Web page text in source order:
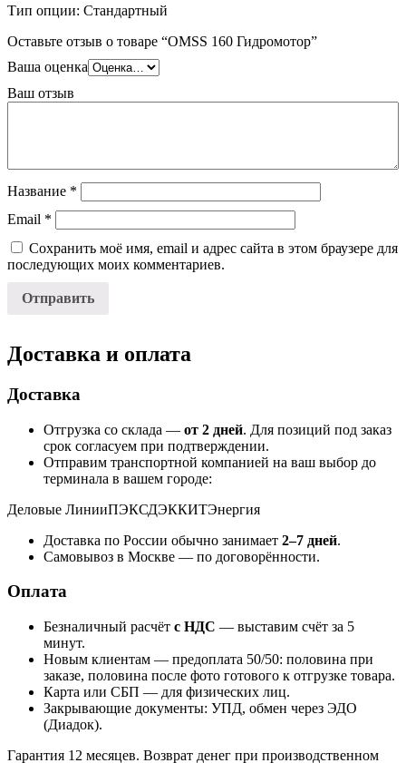
Тип опции: Стандартный
Оставьте отзыв о товаре “OMSS 160 Гидромотор”
Ваша оценка
Ваш отзыв
Название *
Email *
Сохранить моё имя, email и адрес сайта в этом браузере для
последующих моих комментариев.
Доставка и оплата
Доставка
Отгрузка со склада — от 2 дней. Для позиций под заказ
срок согласуем при подтверждении.
Отправим транспортной компанией на ваш выбор до
терминала в вашем городе:
Деловые ЛинииПЭКСДЭККИТЭнергия
Доставка по России обычно занимает 2–7 дней.
Самовывоз в Москве — по договорённости.
Оплата
Безналичный расчёт с НДС — выставим счёт за 5
минут.
Новым клиентам — предоплата 50/50: половина при
заказе, половина после фото готового к отгрузке товара.
Карта или СБП — для физических лиц.
Закрывающие документы: УПД, обмен через ЭДО
(Диадок).
Гарантия 12 месяцев. Возврат денег при производственном